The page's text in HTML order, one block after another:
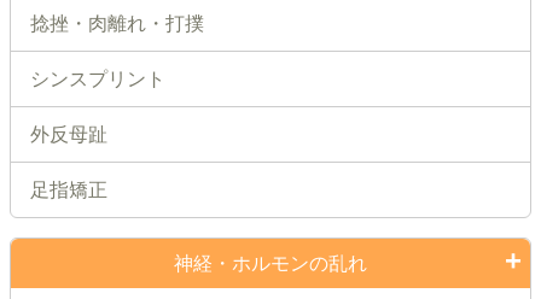
捻挫・肉離れ・打撲
シンスプリント
外反母趾
足指矯正
神経・ホルモンの乱れ